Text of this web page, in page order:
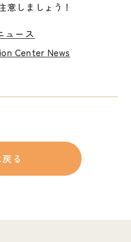
意しましょう！
ュース
Center News
る